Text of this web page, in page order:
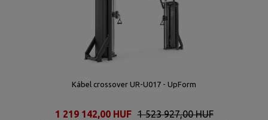
Kábel crossover UR-U017 - UpForm
1 523 927,00 HUF
1 219 142,00 HUF